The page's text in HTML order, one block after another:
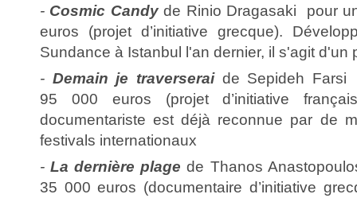
- Cosmic Candyde Rinio Dragasaki pour
euros (projet d’initiative grecque).
Sundance à Istanbul l'an dernier, il s'agit d'un
- Demain je traverseraide Sepideh Farsi
95 000 euros (projet d’initiative
documentariste est déjà reconnue par de
festivals internationaux
-La dernière plage de Thanos
35 000 euros (documentaire d’initiative